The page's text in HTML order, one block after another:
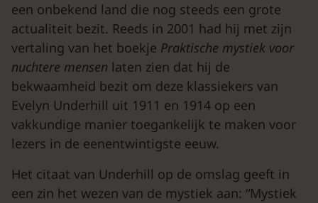
een onbekend land die nog steeds een grote
actualiteit bezit. Reeds in 2001 had hij met zijn
vertaling van het boekje Praktische mystiek voor
nuchtere mensen laten zien dat hij de
bekwaamheid bezit om deze klassiekers van
Evelyn Underhill uit 1911 en 1914 op een
vakkundige manier toegankelijk te maken voor
lezers in de eenentwintigste eeuw.
Het citaat van Underhill op de omslag geeft in
een zin het wezen van de mystiek aan: “Mystiek